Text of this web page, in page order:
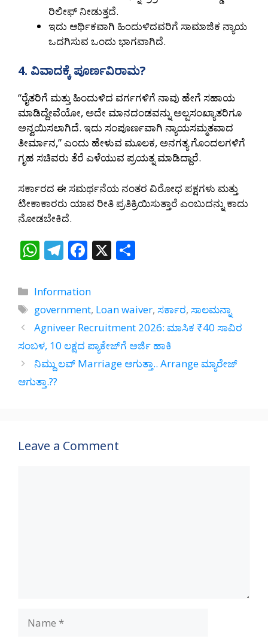
ರಿಲೀಫ್ ನೀಡುತ್ತದೆ.
ಇದು ಆರ್ಥಿಕವಾಗಿ ಹಿಂದುಳಿದವರಿಗೆ ಸಾಮಾಜಿಕ ನ್ಯಾಯ
ಒದಗಿಸುವ ಒಂದು ಭಾಗವಾಗಿದೆ.
4. ವಿವಾದಕ್ಕೆ ಪೂರ್ಣವಿರಾಮ?
“ರೈತರಿಗೆ ಮತ್ತು ಹಿಂದುಳಿದ ವರ್ಗಗಳಿಗೆ ನಾವು ಹೇಗೆ ಸಹಾಯ
ಮಾಡಿದ್ದೇವೆಯೋ, ಅದೇ ಮಾನದಂಡವನ್ನು ಅಲ್ಪಸಂಖ್ಯಾತರಿಗೂ
ಅನ್ವಯಿಸಲಾಗಿದೆ. ಇದು ಸಂಪೂರ್ಣವಾಗಿ ನ್ಯಾಯಸಮ್ಮತವಾದ
ತೀರ್ಮಾನ,” ಎಂದು ಹೇಳುವ ಮೂಲಕ, ಅನಗತ್ಯ ಗೊಂದಲಗಳಿಗೆ
ಗೃಹ ಸಚಿವರು ತೆರೆ ಎಳೆಯುವ ಪ್ರಯತ್ನ ಮಾಡಿದ್ದಾರೆ.
ಸರ್ಕಾರದ ಈ ಸಮರ್ಥನೆಯ ನಂತರ ವಿರೋಧ ಪಕ್ಷಗಳು ಮತ್ತು
ಟೀಕಾಕಾರರು ಯಾವ ರೀತಿ ಪ್ರತಿಕ್ರಿಯಿಸುತ್ತಾರೆ ಎಂಬುದನ್ನು ಕಾದು
ನೋಡಬೇಕಿದೆ.
W
at
s
A
p
p
T
e
gr
a
m
F
e
b
o
o
k
X
e
Categories
Information
Tags
government, Loan waiver, ಸರ್ಕಾರ, ಸಾಲಮನ್ನಾ
Agniveer Recruitment 2026: ಮಾಸಿಕ ₹40 ಸಾವಿರ
ಸಂಬಳ, 10 ಲಕ್ಷದ ಪ್ಯಾಕೇಜ್‌ಗೆ ಅರ್ಜಿ ಹಾಕಿ
ನಿಮ್ದು ಲವ್‌ Marriage ಆಗುತ್ತಾ.. Arrange ಮ್ಯಾರೇಜ್‌
ಆಗುತ್ತಾ.??
Leave a Comment